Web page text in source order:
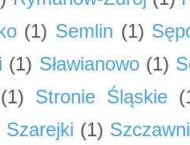
(1) Semlin (1)
(1) Sławianowo (1)
(1) Stronie Śląskie
Szarejki (1)